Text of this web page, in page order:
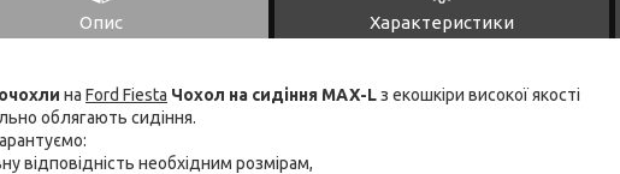
Опис Характеристики
на Ford Fiesta Чохол на сидіння MAX-Lз екошкіри високої якості
облягають сидіння.
відповідність необхідним розмірам,